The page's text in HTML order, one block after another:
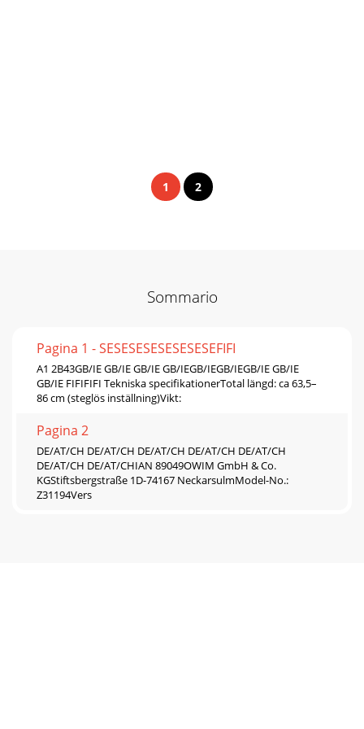
1 2
Sommario
Pagina 1 - SESESESESESESESEFIFI
A1 2B43GB/IE GB/IE GB/IE GB/IEGB/IEGB/IEGB/IE GB/IE
GB/IE FIFIFIFI Tekniska speciﬁkationerTotal längd: ca 63,5–
86 cm (steglös inställning)Vikt:
Pagina 2
DE/AT/CH DE/AT/CH DE/AT/CH DE/AT/CH DE/AT/CH
DE/AT/CH DE/AT/CHIAN 89049OWIM GmbH & Co.
KGStiftsbergstraße 1D-74167 NeckarsulmModel-No.:
Z31194Vers